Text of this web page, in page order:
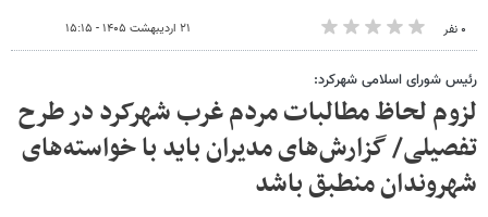
۰ نفر ۲۱ اردیبهشت ۱۴۰۵ - ۱۵:۱۵
رئیس شورای اسلامی شهرکرد:
لزوم لحاظ مطالبات مردم غرب شهرکرد در طرح
تفصیلی/ گزارش‌های مدیران باید با خواسته‌های
شهروندان منطبق باشد